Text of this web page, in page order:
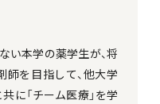
い本学の薬学生が、将
を目指して、他大学
に「チーム医療」を学